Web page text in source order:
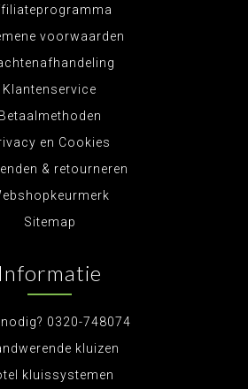
voorwaarden
Klantenservice
Betaalmethoden
en Cookies
& retourneren
Sitemap
Informatie
0320-748074
kluizen
kluissystemen